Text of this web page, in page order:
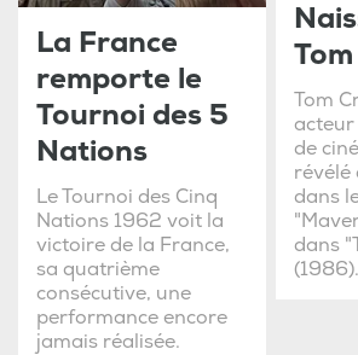
La France
remporte le
Tournoi des 5
Nations
Le Tournoi des Cinq
Nations 1962 voit la
victoire de la France,
sa quatrième
consécutive, une
performance encore
jamais réalisée.
Tom
de
révélé
dans
dans
(1986).